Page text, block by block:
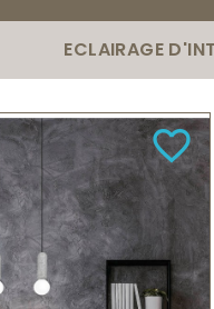
ECLAIRAGE
favorite_border